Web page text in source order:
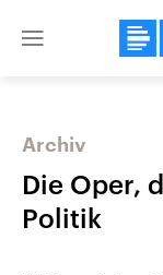
Close
Archiv
Die Oper,
Politik